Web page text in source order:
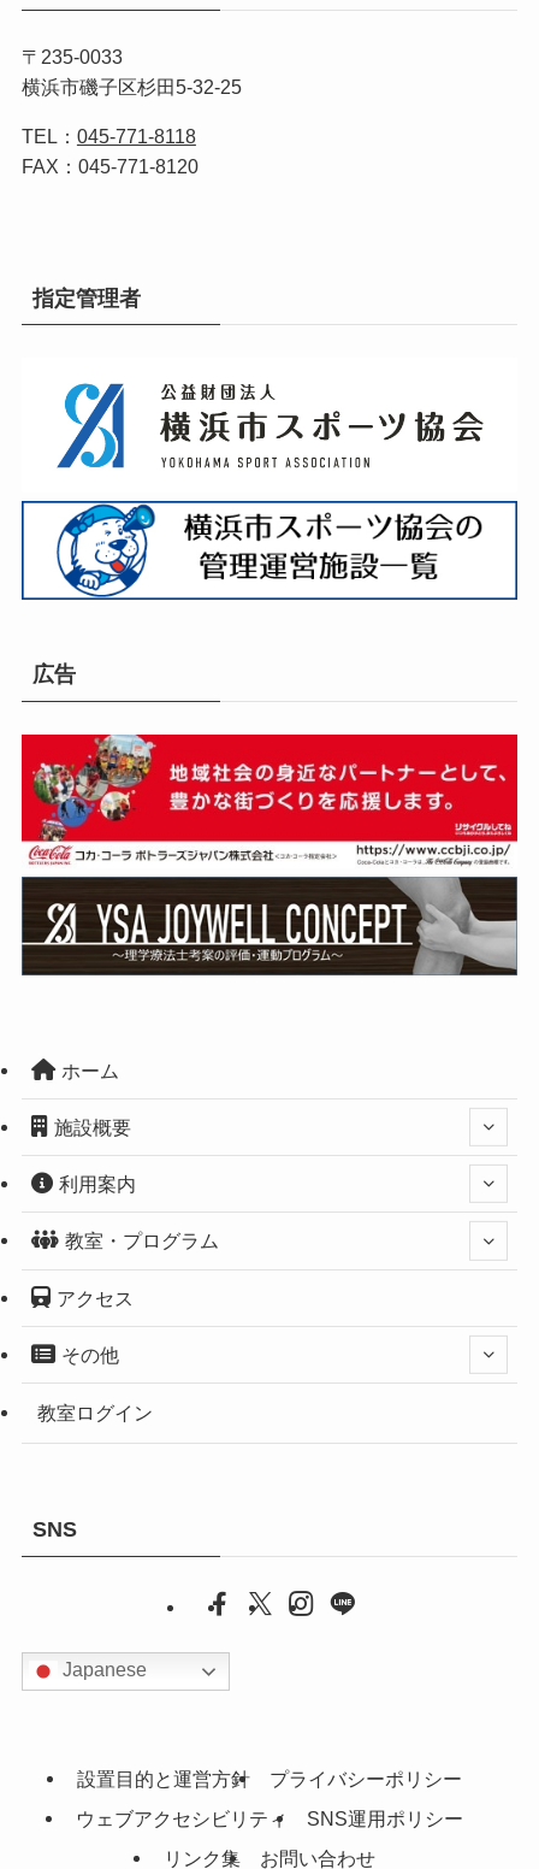
〒235-0033
横浜市磯子区杉田5-32-25
TEL： 045-771-8118
FAX：045-771-8120
指定管理者
広告
ホーム
施設概要
利用案内
教室・プログラム
アクセス
その他
教室ログイン
SNS
Japanese
設置目的と運営方針
プライバシーポリシー
ウェブアクセシビリティ
SNS運用ポリシー
リンク集
お問い合わせ